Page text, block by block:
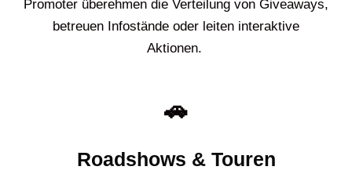
Promoter überehmen die Verteilung von Giveaways,
betreuen Infostände oder leiten interaktive
Aktionen.
🚗
Roadshows & Touren